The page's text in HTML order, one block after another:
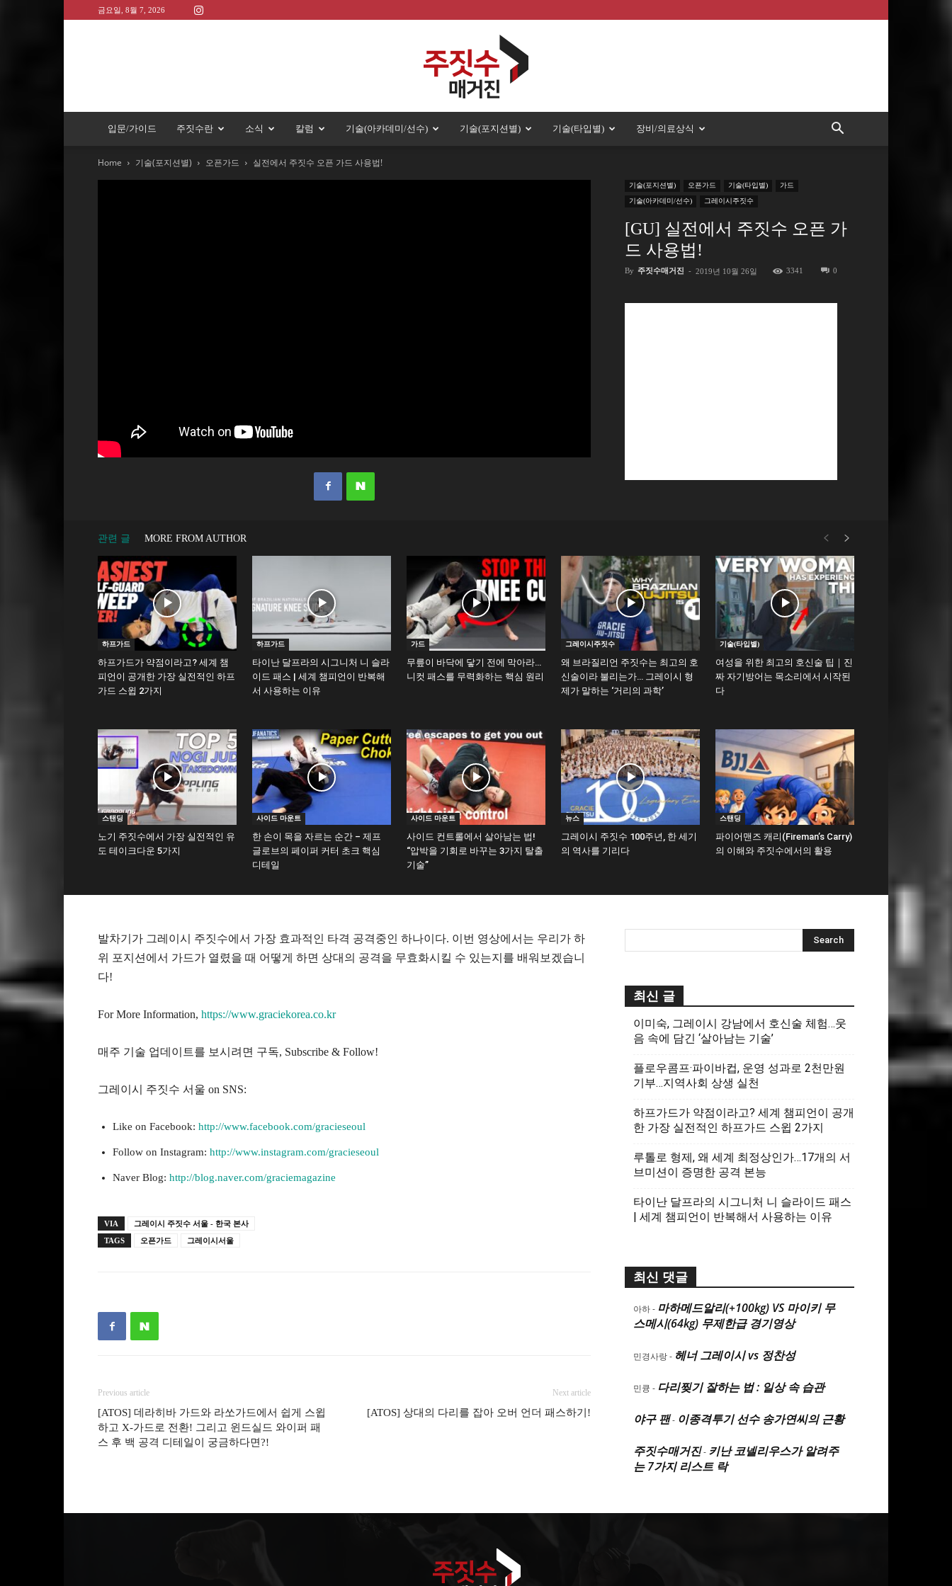
금요일, 8월 7, 2026
진
입문/가이드 주짓수란 소식 칼럼 기술(아카데미/선수) 기술(포지션별) 기술(타입별) 장비/의료상식
Home 기술(포지션별) 오픈가드 실전에서 주짓수 오픈 가드 사용법!
기술(포지션별) 오픈가드 기술(타입별)
가드
기술(아카데미/선수)
그레이시주짓수
[GU] 실전에서 주짓수 오픈 가
드 사용법!
By 주짓수매거진 - 2019년 10월 26일 3341 0
관련 글 MORE FROM AUTHOR
하프가드
하프가드가 약점이라고? 세계 챔
피언이 공개한 가장 실전적인 하프
가드 스윕 2가지
하프가드
타이난 달프라의 시그니처 니 슬라
이드 패스 | 세계 챔피언이 반복해
서 사용하는 이유
가드
무릎이 바닥에 닿기 전에 막아라…
니컷 패스를 무력화하는 핵심 원리
그레이시주짓수
왜 브라질리언 주짓수는 최고의 호
신술이라 불리는가… 그레이시 형
제가 말하는 ‘거리의 과학’
기술(타입별)
여성을 위한 최고의 호신술 팁｜진
짜 자기방어는 목소리에서 시작된
다
스탠딩
노기 주짓수에서 가장 실전적인 유
도 테이크다운 5가지
사이드 마운트
한 손이 목을 자르는 순간 – 제프
글로브의 페이퍼 커터 초크 핵심
디테일
사이드 마운트
사이드 컨트롤에서 살아남는 법!
“압박을 기회로 바꾸는 3가지 탈출
기술”
뉴스
그레이시 주짓수 100주년, 한 세기
의 역사를 기리다
스탠딩
파이어맨즈 캐리(Fireman’s Carry)
의 이해와 주짓수에서의 활용
발차기가 그레이시 주짓수에서 가장 효과적인 타격 공격중인 하나이다. 이번 영상에서는 우리가 하
위 포지션에서 가드가 열렸을 때 어떻게 하면 상대의 공격을 무효화시킬 수 있는지를 배워보겠습니
다!
For More Information, https://www.graciekorea.co.kr
매주 기술 업데이트를 보시려면 구독, Subscribe & Follow!
그레이시 주짓수 서울 on SNS:
Like on Facebook: http://www.facebook.com/gracieseoul
Follow on Instagram: http://www.instagram.com/gracieseoul
Naver Blog: http://blog.naver.com/graciemagazine
VIA
그레이시 주짓수 서울 - 한국 본사
TAGS
오픈가드 그레이시서울
Previous article
[ATOS] 데라히바 가드와 라쏘가드에서 쉽게 스윕
하고 X-가드로 전환! 그리고 윈드실드 와이퍼 패
스 후 백 공격 디테일이 궁금하다면?!
Next article
[ATOS] 상대의 다리를 잡아 오버 언더 패스하기!
최신 글
이미숙, 그레이시 강남에서 호신술 체험…웃
음 속에 담긴 ‘살아남는 기술’
플로우콤프·파이바컵, 운영 성과로 2천만원
기부…지역사회 상생 실천
하프가드가 약점이라고? 세계 챔피언이 공개
한 가장 실전적인 하프가드 스윕 2가지
루톨로 형제, 왜 세계 최정상인가…17개의 서
브미션이 증명한 공격 본능
타이난 달프라의 시그니처 니 슬라이드 패스
| 세계 챔피언이 반복해서 사용하는 이유
최신 댓글
아하- 마하메드알리(+100kg) VS 마이키 무
스메시(64kg) 무제한급 경기영상
민경사랑- 헤너 그레이시 vs 정찬성
민큥 - 다리찢기 잘하는 법 : 일상 속 습관
야구 팬- 이종격투기 선수 송가연씨의 근황
주짓수매거진- 키난 코넬리우스가 알려주
는 7가지 리스트 락